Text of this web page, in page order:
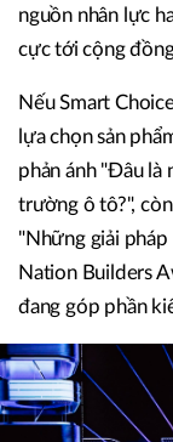
nguồn nhân lực
cực tới cộng
Nếu Smart
lựa chọn sản
phản ánh "Đâu là
trường ô tô?",
"Những giải pháp
Nation Builders
đang góp phần